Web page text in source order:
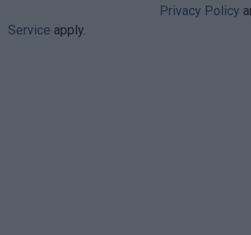
Privacy Policy
Service apply.